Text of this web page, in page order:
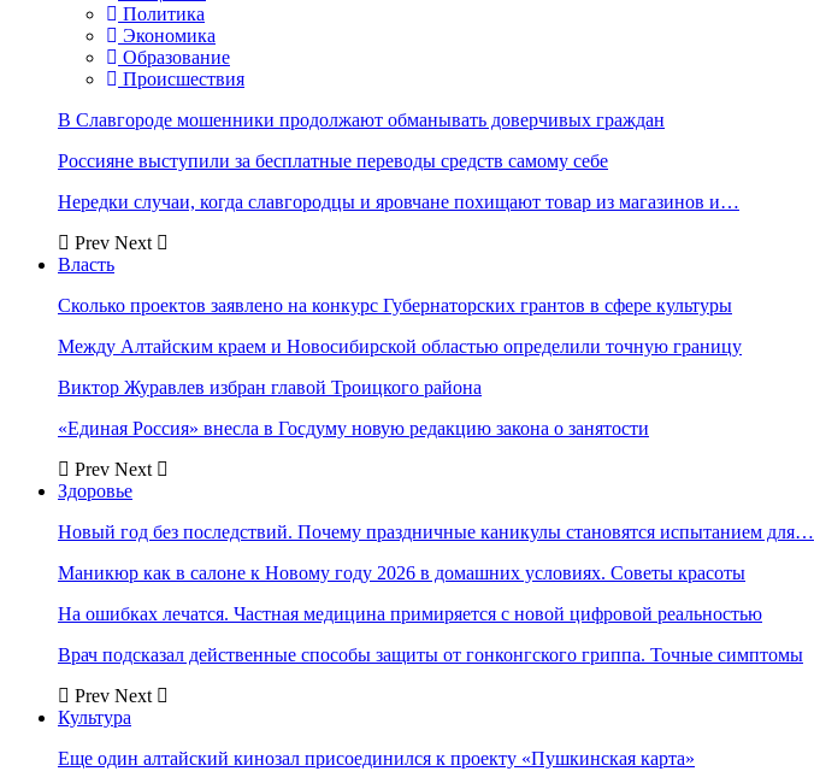
Политика
Экономика
Образование
Происшествия
В Славгороде мошенники продолжают обманывать доверчивых граждан
Россияне выступили за бесплатные переводы средств самому себе
Нередки случаи, когда славгородцы и яровчане похищают товар из магазинов и…
Prev Next
Власть
Сколько проектов заявлено на конкурс Губернаторских грантов в сфере культуры
Между Алтайским краем и Новосибирской областью определили точную границу
Виктор Журавлев избран главой Троицкого района
«Единая Россия» внесла в Госдуму новую редакцию закона о занятости
Prev Next
Здоровье
Новый год без последствий. Почему праздничные каникулы становятся испытанием для…
Маникюр как в салоне к Новому году 2026 в домашних условиях. Советы красоты
На ошибках лечатся. Частная медицина примиряется с новой цифровой реальностью
Врач подсказал действенные способы защиты от гонконгского гриппа. Точные симптомы
Prev Next
Культура
Еще один алтайский кинозал присоединился к проекту «Пушкинская карта»